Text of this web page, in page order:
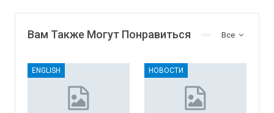
Все
Вам Также Могут Понравиться
ENGLISH НОВОСТИ